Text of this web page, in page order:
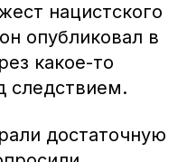
нацистского
опубликовал в
какое-то
следствием.
достаточную